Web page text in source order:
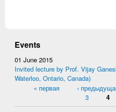
Events
01 June 2015
Invited lecture by Prof. Vijay
Waterloo, Ontario, Canada)
Pages« первая ‹
3
4